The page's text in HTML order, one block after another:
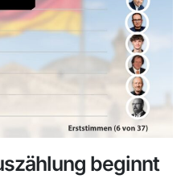
beginnt